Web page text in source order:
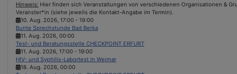
Hinweis: Hier finden sich Veranstaltungen von verschiedenen Organisationen &
Veranster*in (siehe jeweils die Kontakt-Angabe im Termin).
10. Aug. 2026, 17:00 - 19:00
Bunte Sprechstunde Bad Berka
11. Aug. 2026, 00:00
Test- und Beratungsstelle CHECKPOINT ERFURT
11. Aug. 2026, 17:00 - 19:00
HIV- und Syphilis-Labortest in Weimar
18. Aug. 2026, 00:00